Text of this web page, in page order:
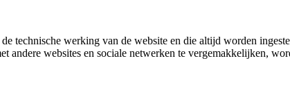
technische werking van de website en die altijd worden
andere websites en sociale netwerken te vergemakkelijken,